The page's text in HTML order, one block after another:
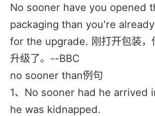
No sooner have you opened
packaging than you're
for the upgrade. 刚打开包装，
升级了。--BBC
no sooner than例句
1、No sooner had he arrived
he was kidnapped.